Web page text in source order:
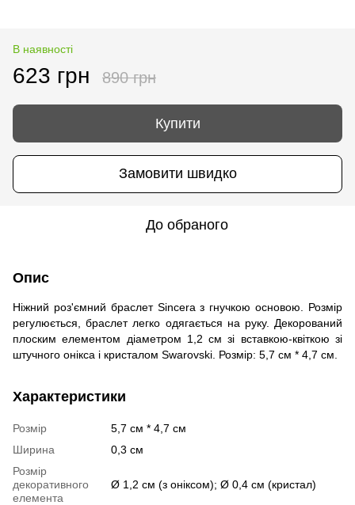
В наявності
623 грн 890 грн
Купити
Замовити швидко
До обраного
Опис
Ніжний роз'ємний браслет Sincera з гнучкою основою. Розмір
регулюється, браслет легко одягається на руку. Декорований
плоским елементом діаметром 1,2 см зі вставкою-квіткою зі
штучного онікса і кристалом Swarovski. Розмір: 5,7 см * 4,7 см.
Характеристики
Розмір
5,7 см * 4,7 см
Ширина
0,3 см
Розмір
декоративного
елемента
Ø 1,2 см (з оніксом); Ø 0,4 см (кристал)